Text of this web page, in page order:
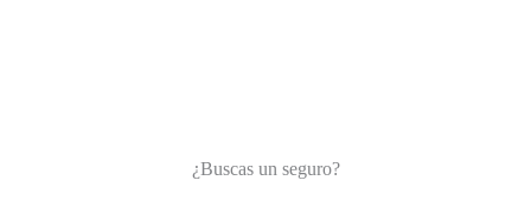
¿Buscas un seguro?